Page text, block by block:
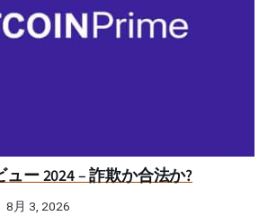
ー 2024 – 詐欺か合法か?
8月 3, 2026